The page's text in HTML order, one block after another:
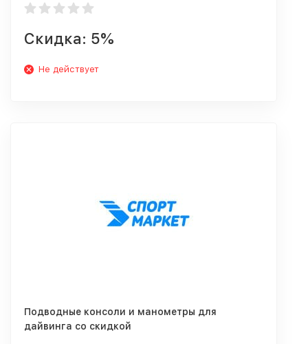
Скидка: 5%
Не действует
Подводные консоли и манометры для
дайвинга со скидкой